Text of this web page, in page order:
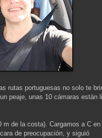
rutas portuguesas no solo te
peaje, unas 10 cámaras están
m de la costa). Cargamos a C en
de preocupación, y siguió